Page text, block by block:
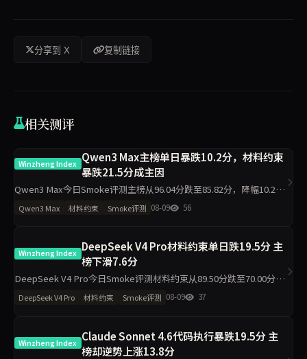
分享到 X 复制链接
相关测评
Winzheng Index Qwen3 Max主榜单日暴跌10.2分，材料约束
暴跌21.5分成主因
Qwen3 Max今日Smoke评测主榜从96.04分跌至85.82分，降幅10.2
分。其中材料约束从91.20分跌至69.70分，降幅21.5分；代码执行仅降
1分。任务表达侧榜反升32.2分。数据指
Qwen3 Max 材料约束 Smoke评测 08-09 56
Winzheng Index DeepSeek V4 Pro材料约束单日跌19.5分 主
榜下滑7.6分
DeepSeek V4 Pro今日Smoke评测材料约束从89.50分跌至70.00分，
主榜从94.07降至86.50分，代码执行反升至100.00分。单日2题抽样导
致的波动需重点关注。
DeepSeek V4 Pro 材料约束 Smoke评测 08-09 37
Winzheng Index Claude Sonnet 4.6代码执行暴跌19.5分 主
榜却逆势上涨13.8分